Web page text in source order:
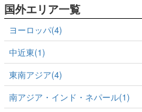
国外エリア一覧
ヨーロッパ(4)
中近東(1)
東南アジア(4)
南アジア・インド・ネパール(1)